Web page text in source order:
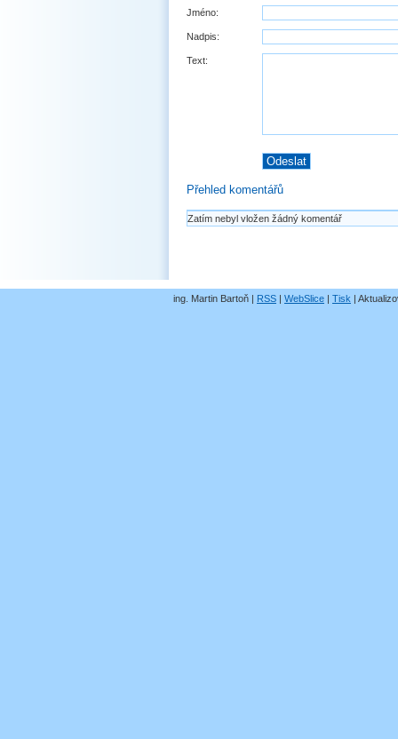
Jméno:
Nadpis:
Text:
Přehled komentářů
Zatím nebyl vložen žádný komentář
ing. Martin Bartoň | RSS | WebSlice | Tisk |